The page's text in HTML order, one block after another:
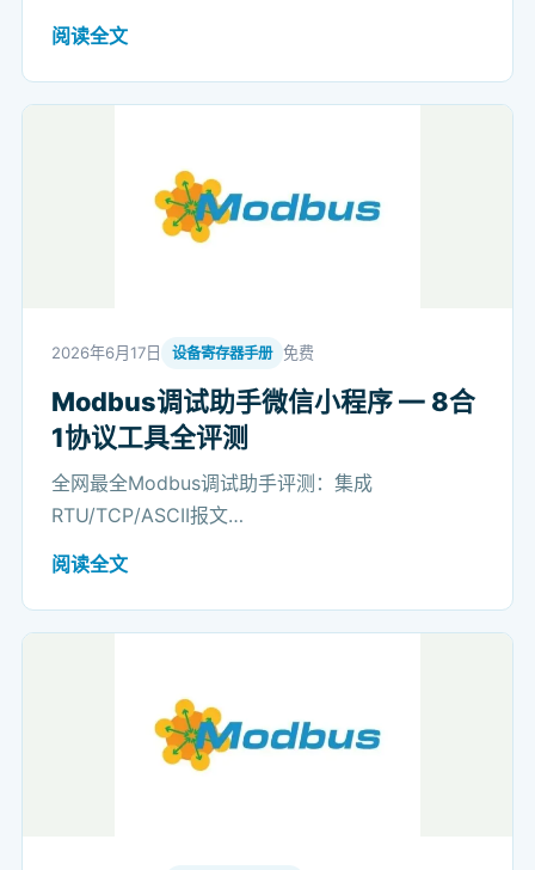
阅读全文
2026年6月17日 设备寄存器手册 免费
Modbus调试助手微信小程序 — 8合
1协议工具全评测
全网最全Modbus调试助手评测：集成
RTU/TCP/ASCII报文…
阅读全文